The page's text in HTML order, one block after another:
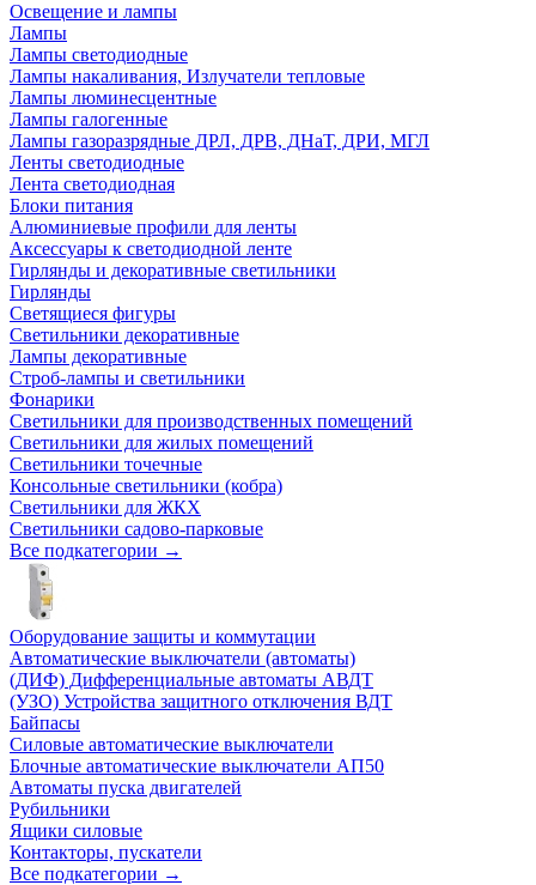
Освещение и лампы
Лампы
Лампы светодиодные
Лампы накаливания, Излучатели тепловые
Лампы люминесцентные
Лампы галогенные
Лампы газоразрядные ДРЛ, ДРВ, ДНаТ, ДРИ, МГЛ
Ленты светодиодные
Лента светодиодная
Блоки питания
Алюминиевые профили для ленты
Аксессуары к светодиодной ленте
Гирлянды и декоративные светильники
Гирлянды
Светящиеся фигуры
Светильники декоративные
Лампы декоративные
Строб-лампы и светильники
Фонарики
Светильники для производственных помещений
Светильники для жилых помещений
Светильники точечные
Консольные светильники (кобра)
Светильники для ЖКХ
Светильники садово-парковые
Все подкатегории →
Оборудование защиты и коммутации
Автоматические выключатели (автоматы)
(ДИФ) Дифференциальные автоматы АВДТ
(УЗО) Устройства защитного отключения ВДТ
Байпасы
Силовые автоматические выключатели
Блочные автоматические выключатели АП50
Автоматы пуска двигателей
Рубильники
Ящики силовые
Контакторы, пускатели
Все подкатегории →